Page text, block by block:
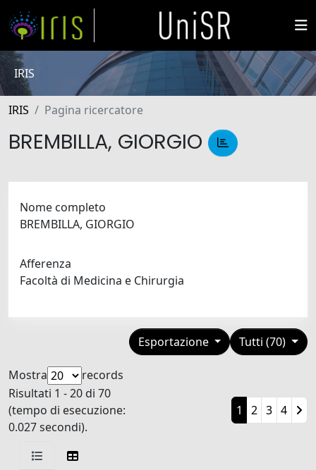
IRIS
IRIS Pagina ricercatore
BREMBILLA, GIORGIO
Nome completo
BREMBILLA, GIORGIO
Afferenza
Facoltà di Medicina e Chirurgia
Tutti (70)
Esportazione
Mostra
records
Risultati 1 - 20 di 70
(tempo di esecuzione:
0.027 secondi).
1 2 3 4